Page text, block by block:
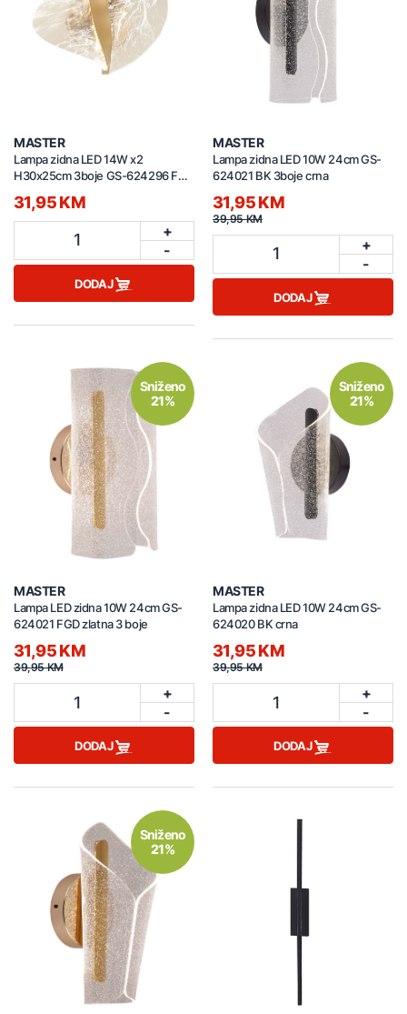
MASTER
Lampa zidna LED 14W x2
H30x25cm 3boje GS-624296 FGD
31,95 KM
1
+
-
DODAJ
MASTER
Lampa zidna LED 10W 24cm GS-
624021 BK 3boje crna
31,95 KM
39,95 KM
1
+
-
DODAJ
Sniženo
21%
MASTER
Lampa LED zidna 10W 24cm GS-
624021 FGD zlatna 3 boje
31,95 KM
39,95 KM
1
+
-
DODAJ
Sniženo
21%
MASTER
Lampa zidna LED 10W 24cm GS-
624020 BK crna
31,95 KM
39,95 KM
1
+
-
DODAJ
Sniženo
21%